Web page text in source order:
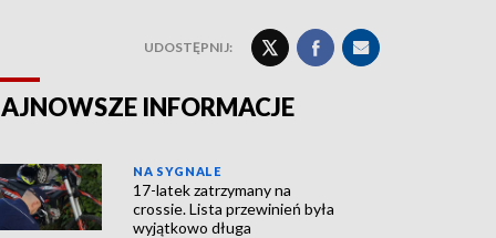
UDOSTĘPNIJ:
INFORMACJE
NA SYGNALE
17-latek zatrzymany na
crossie. Lista przewinień była
wyjątkowo długa